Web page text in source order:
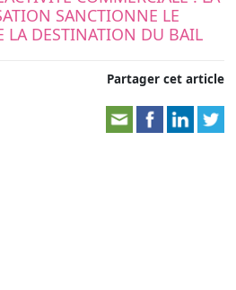
SANCTIONNE LE
LA DESTINATION DU BAIL
Partager cet article